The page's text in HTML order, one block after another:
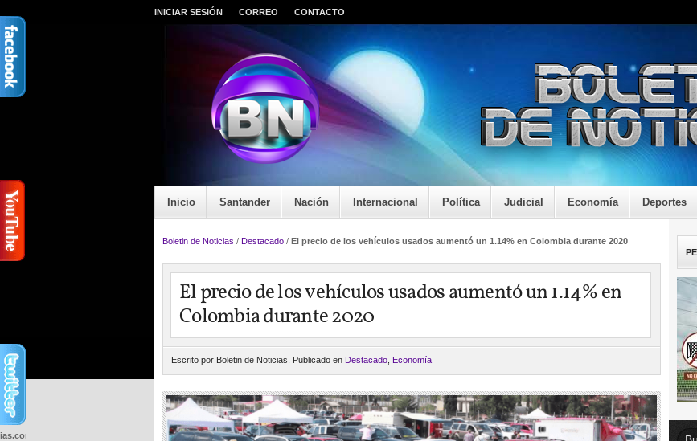
INICIAR SESIÓN CORREO CONTACTO
Inicio Santander Nación Internacional Política Judicial Economía Deportes
Boletin de Noticias / Destacado / El precio de los vehículos usados aumentó un 1.14% en Colombia durante 2020
El precio de los vehículos usados aumentó un 1.14% en
Colombia durante 2020
Escrito por Boletin de Noticias. Publicado en Destacado Economía
wp-